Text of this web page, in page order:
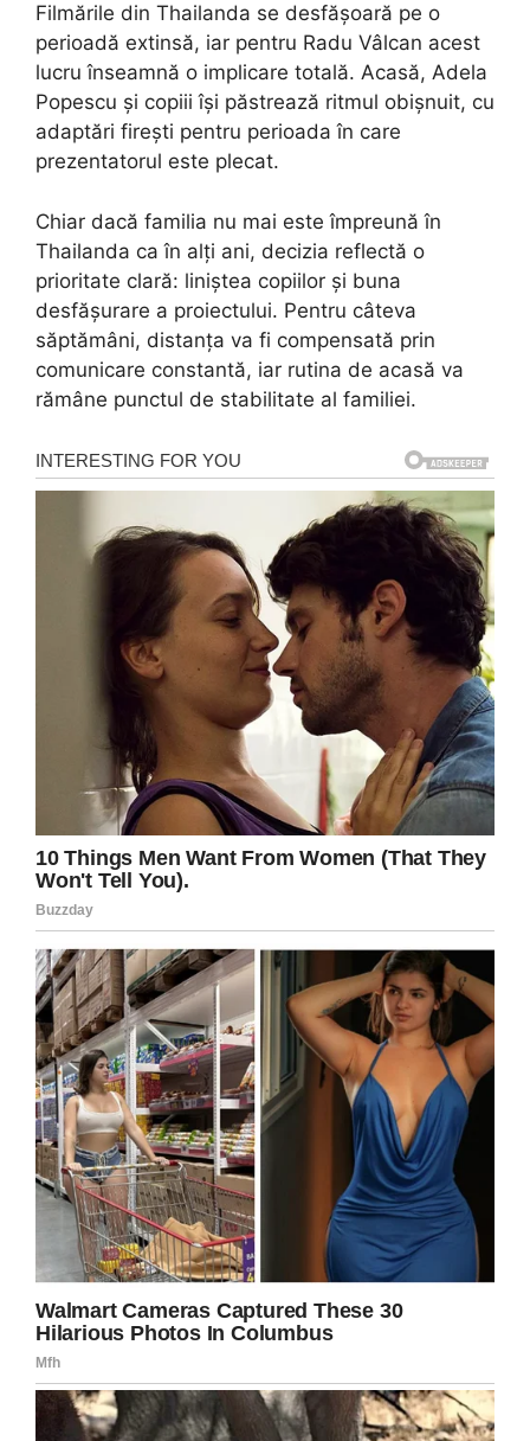
Filmările din Thailanda se desfășoară pe o
perioadă extinsă, iar pentru Radu Vâlcan acest
lucru înseamnă o implicare totală. Acasă, Adela
Popescu și copiii își păstrează ritmul obișnuit, cu
adaptări firești pentru perioada în care
prezentatorul este plecat.
Chiar dacă familia nu mai este împreună în
Thailanda ca în alți ani, decizia reflectă o
prioritate clară: liniștea copiilor și buna
desfășurare a proiectului. Pentru câteva
săptămâni, distanța va fi compensată prin
comunicare constantă, iar rutina de acasă va
rămâne punctul de stabilitate al familiei.